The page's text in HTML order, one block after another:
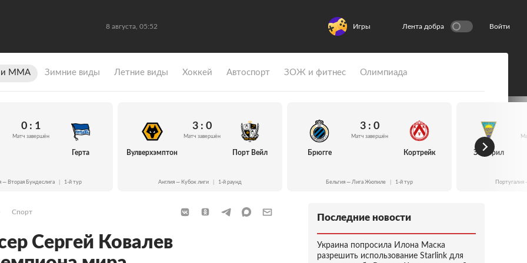
8 августа, 05:52 Игры Лента добра Войти
и ММА Зимние виды Летние виды Хоккей Автоспорт ЗОЖ и фитнес Олимпиада
0 : 1
Матч завершён
Герта
— Вторая Бундеслига 1-й тур
Вулверхэмптон
3 : 0
Матч завершён
Порт Вейл
Англия — Кубок лиги 1-й раунд
Брюгге
3 : 0
Матч завершён
Кортрейк
Бельгия — Лига Жюпиле 1-й тур
Эшторил
Спорт
Сергей Ковалев
Последние новости
Украина попросила Илона Маска
разрешить использование Starlink для